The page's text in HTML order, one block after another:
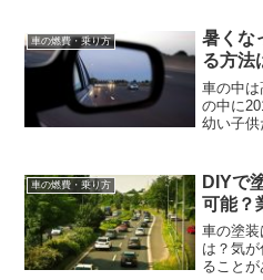
車の燃費・乗り方
暑くな
る方法
車の中
の中に
幼い子供
う」「
「窓が
車の燃費・乗り方
DIYで
可能？
車の塗
は？気
ること